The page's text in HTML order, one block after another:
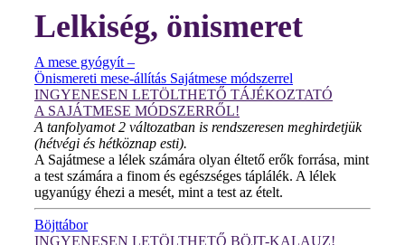
Lelkiség, önismeret
A mese gyógyít –
Önismereti mese-állítás Sajátmese módszerrel
INGYENESEN LETÖLTHETŐ TÁJÉKOZTATÓ
A SAJÁTMESE MÓDSZERRŐL!
A tanfolyamot 2 változatban is rendszeresen meghirdetjük
(hétvégi és hétköznap esti).
A Sajátmese a lélek számára olyan éltető erők forrása, mint
a test számára a finom és egészséges táplálék. A lélek
ugyanúgy éhezi a mesét, mint a test az ételt.
Böjttábor
INGYENESEN LETÖLTHETŐ BÖJT-KALAUZ!